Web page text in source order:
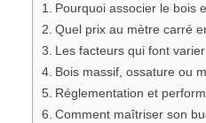
Pourquoi associer le bois
Quel prix au mètre carré
Les facteurs qui font
Bois massif, ossature ou
Réglementation et
Comment maîtriser son